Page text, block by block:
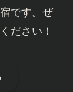
です。ぜ
ださい！